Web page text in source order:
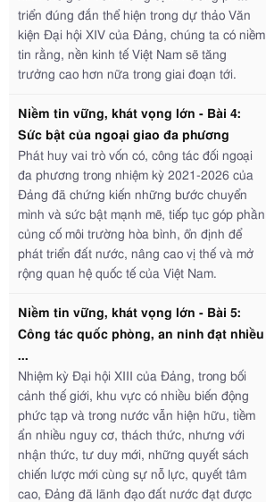
triển đúng đắn thể hiện trong dự thảo Văn
kiện Đại hội XIV của Đảng, chúng ta có niềm
tin rằng, nền kinh tế Việt Nam sẽ tăng
trưởng cao hơn nữa trong giai đoạn tới.
Niềm tin vững, khát vọng lớn - Bài 4:
Sức bật của ngoại giao đa phương
Phát huy vai trò vốn có, công tác đối ngoại
đa phương trong nhiệm kỳ 2021-2026 của
Đảng đã chứng kiến những bước chuyển
mình và sức bật mạnh mẽ, tiếp tục góp phần
củng cố môi trường hòa bình, ổn định để
phát triển đất nước, nâng cao vị thế và mở
rộng quan hệ quốc tế của Việt Nam.
Niềm tin vững, khát vọng lớn - Bài 5:
Công tác quốc phòng, an ninh đạt nhiều
...
Nhiệm kỳ Đại hội XIII của Đảng, trong bối
cảnh thế giới, khu vực có nhiều biến động
phức tạp và trong nước vẫn hiện hữu, tiềm
ẩn nhiều nguy cơ, thách thức, nhưng với
nhận thức, tư duy mới, những quyết sách
chiến lược mới cùng sự nỗ lực, quyết tâm
cao, Đảng đã lãnh đạo đất nước đạt được